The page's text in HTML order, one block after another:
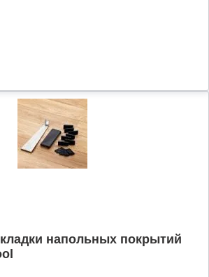
напольных покрытий